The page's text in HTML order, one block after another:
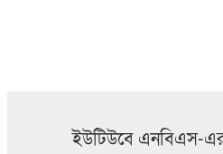
ইউটিউবে এনবিএস-